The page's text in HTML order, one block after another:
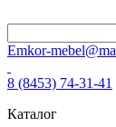
Emkor-
8 (8453) 74-31-41
Каталог